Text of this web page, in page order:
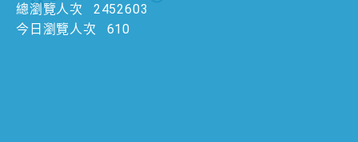
總瀏覽人次
2452603
今日瀏覽人次
610